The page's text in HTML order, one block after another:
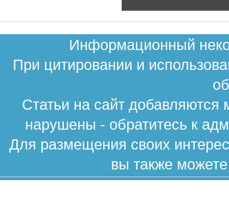
Информационный
При цитировании и
Статьи на сайт
нарушены - обратитесь к
Для размещения своих
вы также